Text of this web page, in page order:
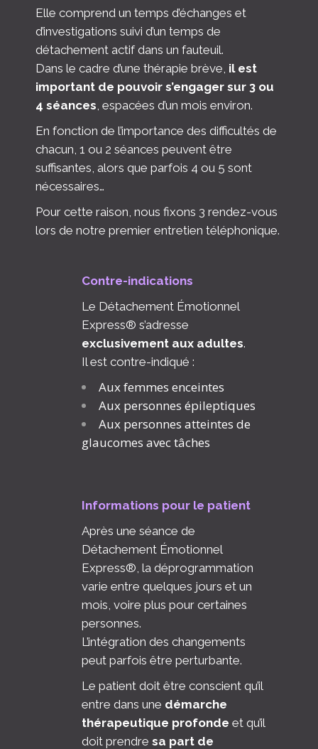
Elle comprend un temps d’échanges et
d’investigations suivi d’un temps de
détachement actif dans un fauteuil.
Dans le cadre d’une thérapie brève, il est
important de pouvoir s’engager sur 3 ou
4 séances, espacées d’un mois environ.
En fonction de l’importance des difficultés de
chacun, 1 ou 2 séances peuvent être
suffisantes, alors que parfois 4 ou 5 sont
nécessaires…
Pour cette raison, nous fixons 3 rendez-vous
lors de notre premier entretien téléphonique.
Contre-indications
Le Détachement Émotionnel
Express® s’adresse
exclusivement aux adultes.
Il est contre-indiqué :
Aux femmes enceintes
Aux personnes épileptiques
Aux personnes atteintes de
glaucomes avec tâches
Informations pour le patient
Après une séance de
Détachement Émotionnel
Express®, la déprogrammation
varie entre quelques jours et un
mois, voire plus pour certaines
personnes.
L’intégration des changements
peut parfois être perturbante.
Le patient doit être conscient qu’il
entre dans une démarche
thérapeutique profonde et qu’il
doit prendre sa part de